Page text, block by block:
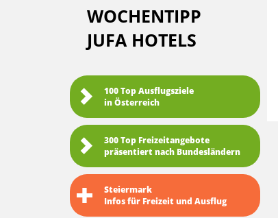
WOCHENTIPP
JUFA HOTELS
100 Top Ausflugsziele
in Österreich
300 Top Freizeitangebote
präsentiert nach Bundesländern
Steiermark
Infos für Freizeit und Ausflug